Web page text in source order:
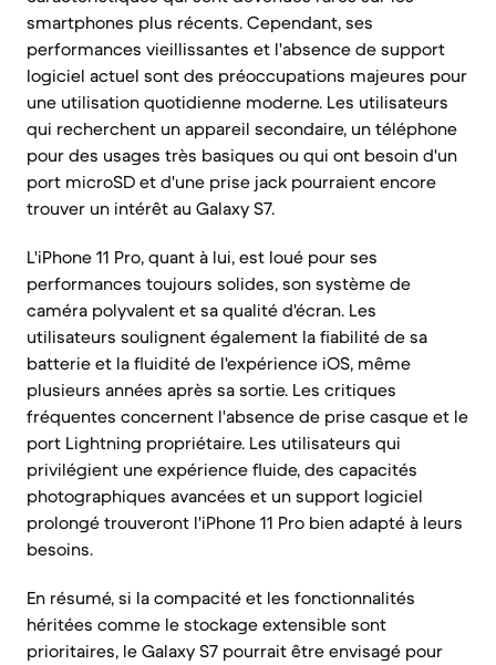
smartphones plus récents. Cependant, ses
performances vieillissantes et l'absence de support
logiciel actuel sont des préoccupations majeures pour
une utilisation quotidienne moderne. Les utilisateurs
qui recherchent un appareil secondaire, un téléphone
pour des usages très basiques ou qui ont besoin d'un
port microSD et d'une prise jack pourraient encore
trouver un intérêt au Galaxy S7.
L'iPhone 11 Pro, quant à lui, est loué pour ses
performances toujours solides, son système de
caméra polyvalent et sa qualité d'écran. Les
utilisateurs soulignent également la fiabilité de sa
batterie et la fluidité de l'expérience iOS, même
plusieurs années après sa sortie. Les critiques
fréquentes concernent l'absence de prise casque et le
port Lightning propriétaire. Les utilisateurs qui
privilégient une expérience fluide, des capacités
photographiques avancées et un support logiciel
prolongé trouveront l'iPhone 11 Pro bien adapté à leurs
besoins.
En résumé, si la compacité et les fonctionnalités
héritées comme le stockage extensible sont
prioritaires, le Galaxy S7 pourrait être envisagé pour